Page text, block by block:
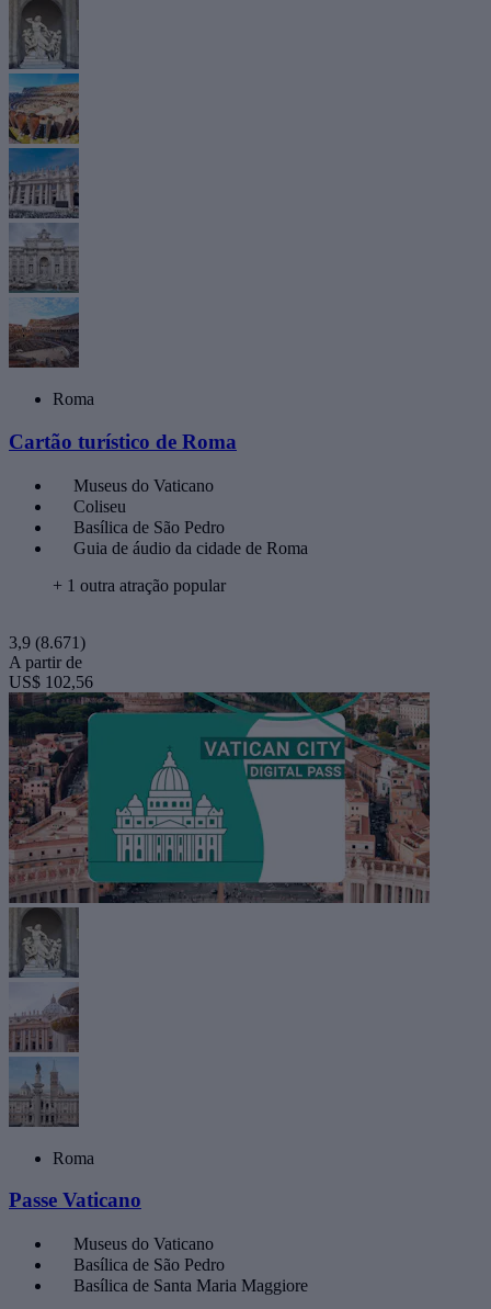
Roma
Cartão turístico de Roma
Museus do Vaticano
Coliseu
Basílica de São Pedro
Guia de áudio da cidade de Roma
+ 1 outra atração popular
3,9 (8.671)
A partir de
US$ 102,56
Roma
Passe Vaticano
Museus do Vaticano
Basílica de São Pedro
Basílica de Santa Maria Maggiore